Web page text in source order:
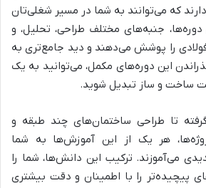
که می‌توانند به شما در مسیر شغلی‌تان
جنبه‌های مختلف طراحی، تحلیل، و
را پوشش می‌دهند و دید جامع‌تری به
این دوره‌های مکمل، می‌توانید به یک
و ساز تبدیل شوید.
تا طراحی ساختمان‌های چند طبقه و
هر یک از این آموزش‌ها به شما
می‌آموزند. ترکیب این دانش‌ها، شما را
پیچیده‌تر را با اطمینان و دقت بیشتری